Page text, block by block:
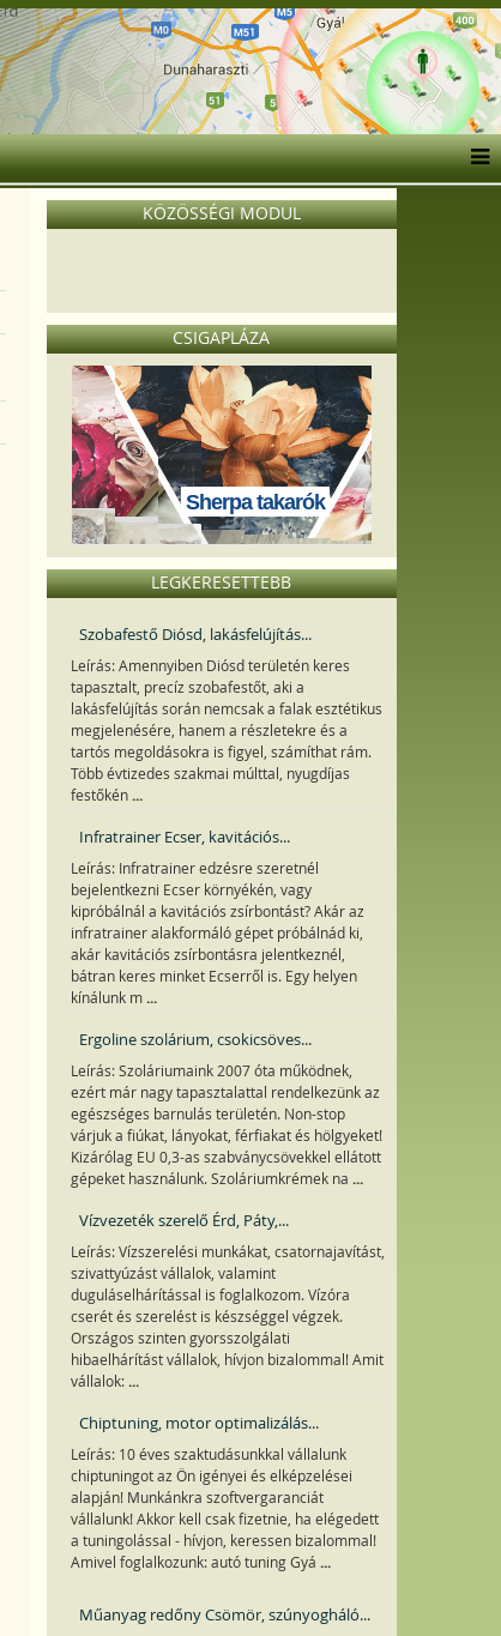
KÖZÖSSÉGI MODUL
CSIGAPLÁZA
Sherpa takarók
LEGKERESETTEBB
Szobafestő Diósd, lakásfelújítás...
Leírás: Amennyiben Diósd területén keres
tapasztalt, precíz szobafestőt, aki a
lakásfelújítás során nemcsak a falak esztétikus
megjelenésére, hanem a részletekre és a
tartós megoldásokra is figyel, számíthat rám.
Több évtizedes szakmai múlttal, nyugdíjas
festőkén ...
Infratrainer Ecser, kavitációs...
Leírás: Infratrainer edzésre szeretnél
bejelentkezni Ecser környékén, vagy
kipróbálnál a kavitációs zsírbontást? Akár az
infratrainer alakformáló gépet próbálnád ki,
akár kavitációs zsírbontásra jelentkeznél,
bátran keres minket Ecserről is. Egy helyen
kínálunk m ...
Ergoline szolárium, csokicsöves...
Leírás: Szoláriumaink 2007 óta működnek,
ezért már nagy tapasztalattal rendelkezünk az
egészséges barnulás területén. Non-stop
várjuk a fiúkat, lányokat, férfiakat és hölgyeket!
Kizárólag EU 0,3-as szabványcsövekkel ellátott
gépeket használunk. Szoláriumkrémek na ...
Vízvezeték szerelő Érd, Páty,...
Leírás: Vízszerelési munkákat, csatornajavítást,
szivattyúzást vállalok, valamint
duguláselhárítással is foglalkozom. Vízóra
cserét és szerelést is készséggel végzek.
Országos szinten gyorsszolgálati
hibaelhárítást vállalok, hívjon bizalommal! Amit
vállalok: ...
Chiptuning, motor optimalizálás...
Leírás: 10 éves szaktudásunkkal vállalunk
chiptuningot az Ön igényei és elképzelései
alapján! Munkánkra szoftvergaranciát
vállalunk! Akkor kell csak fizetnie, ha elégedett
a tuningolással - hívjon, keressen bizalommal!
Amivel foglalkozunk: autó tuning Gyá ...
Műanyag redőny Csömör, szúnyogháló...